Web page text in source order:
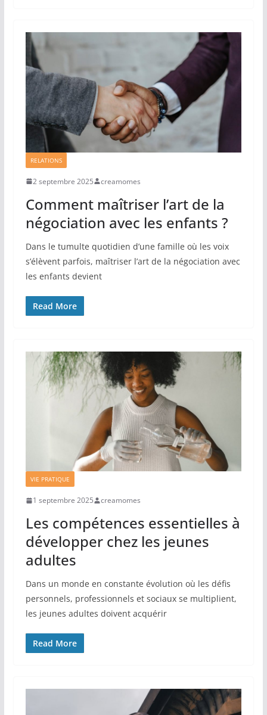
RELATIONS
2 septembre 2025 creamomes
Comment maîtriser l’art de la
négociation avec les enfants ?
Dans le tumulte quotidien d’une famille où les voix
s’élèvent parfois, maîtriser l’art de la négociation avec
les enfants devient
Read More
VIE PRATIQUE
1 septembre 2025 creamomes
Les compétences essentielles à
développer chez les jeunes
adultes
Dans un monde en constante évolution où les défis
personnels, professionnels et sociaux se multiplient,
les jeunes adultes doivent acquérir
Read More